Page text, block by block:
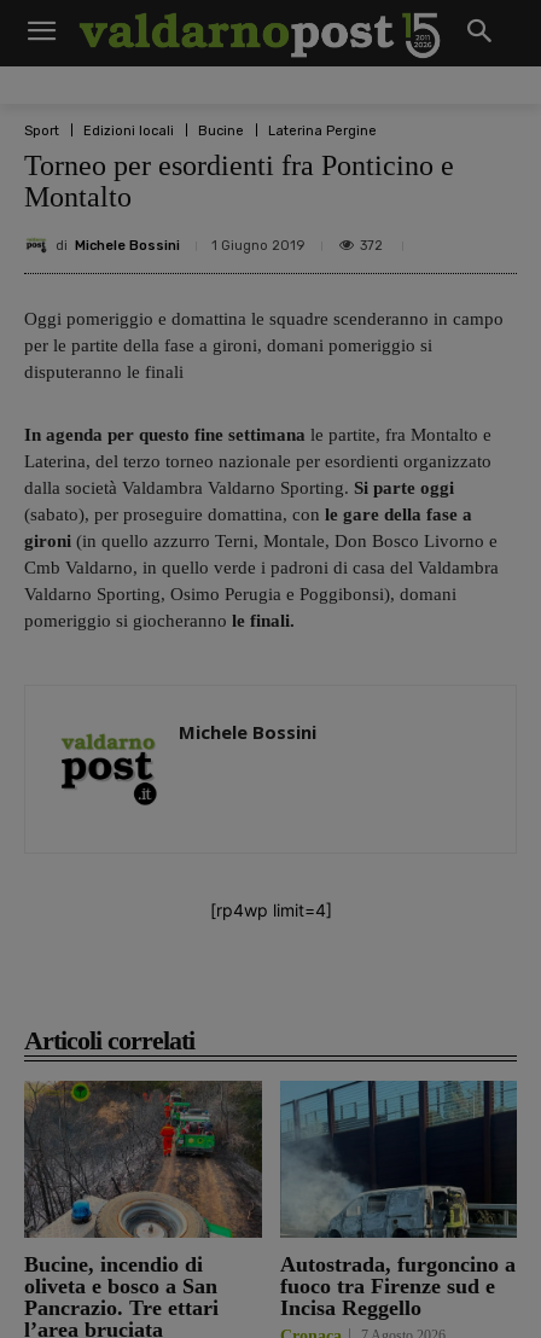
Sport Edizioni locali Bucine Laterina Pergine
Torneo per esordienti fra Ponticino e
Montalto
di Michele Bossini 1 Giugno 2019 372
Articoli correlati
Bucine, incendio di
oliveta e bosco a San
Pancrazio. Tre ettari
l’area bruciata
Autostrada, furgoncino a
fuoco tra Firenze sud e
Incisa Reggello
Oggi pomeriggio e domattina le squadre scenderanno in campo
per le partite della fase a gironi, domani pomeriggio si
disputeranno le finali
In agenda per questo fine settimana le partite, fra Montalto e
Laterina, del terzo torneo nazionale per esordienti organizzato
dalla società Valdambra Valdarno Sporting. Si parte oggi
(sabato), per proseguire domattina, con le gare della fase a
gironi (in quello azzurro Terni, Montale, Don Bosco Livorno e
Cmb Valdarno, in quello verde i padroni di casa del Valdambra
Valdarno Sporting, Osimo Perugia e Poggibonsi), domani
pomeriggio si giocheranno le finali.
Michele Bossini
[rp4wp limit=4]